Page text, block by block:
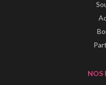
NOS